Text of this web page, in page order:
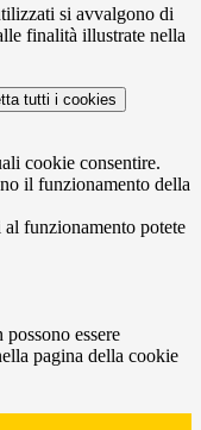
si avvalgono di
finalità illustrate nella
tutti i cookies
cookie consentire.
il funzionamento della
al funzionamento potete
essere
pagina della cookie